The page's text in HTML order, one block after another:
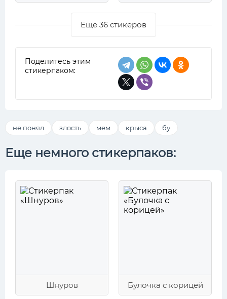
Еще 36 стикеров
Поделитесь этим
стикерпаком:
не понял злость мем крыса бу
Еще немного стикерпаков:
Шнуров Булочка с корицей